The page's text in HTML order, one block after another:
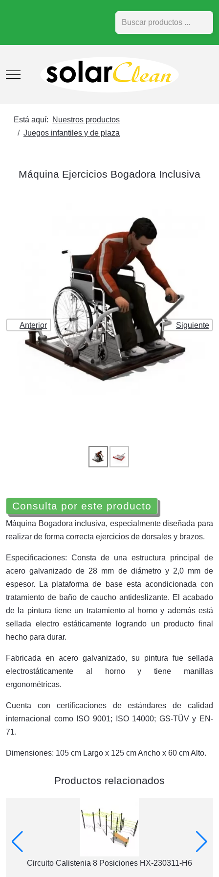
Buscar
Mobile Menu Toggle
Está aquí:
Nuestros productos
Juegos infantiles y de plaza
Máquina Ejercicios Bogadora Inclusiva
Anterior Siguiente
Consulta por este producto
Máquina Bogadora inclusiva, especialmente diseñada para
realizar de forma correcta ejercicios de dorsales y brazos.
Especificaciones: Consta de una estructura principal de
acero galvanizado de 28 mm de diámetro y 2,0 mm de
espesor. La plataforma de base esta acondicionada con
tratamiento de baño de caucho antideslizante. El acabado
de la pintura tiene un tratamiento al horno y además está
sellada electro estáticamente logrando un producto final
hecho para durar.
Fabricada en acero galvanizado, su pintura fue sellada
electrostáticamente al horno y tiene manillas
ergonométricas.
Cuenta con certificaciones de estándares de calidad
internacional como ISO 9001; ISO 14000; GS-TÜV y EN-
71.
Dimensiones: 105 cm Largo x 125 cm Ancho x 60 cm Alto.
Productos relacionados
Circuito Calistenia 8 Posiciones HX-230311-H6